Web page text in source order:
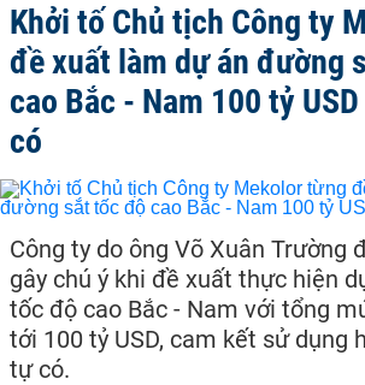
Khởi tố Chủ tịch Công ty
đề xuất làm dự án đường
cao Bắc - Nam 100 tỷ
có
Công ty do ông Võ Xuân Trường
gây chú ý khi đề xuất thực hiện
tốc độ cao Bắc - Nam với tổng
tới 100 tỷ USD, cam kết sử dụng
tự có.